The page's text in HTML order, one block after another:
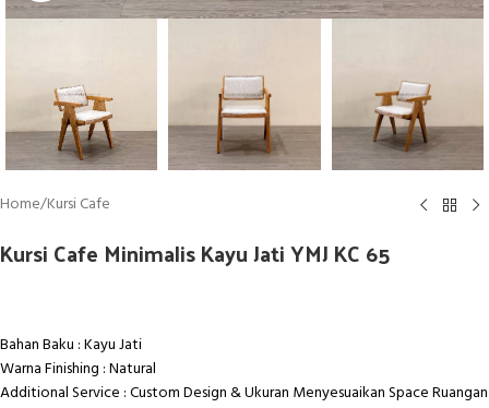
Home/Kursi Cafe
Kursi Cafe Minimalis Kayu Jati YMJ KC 65
Bahan Baku : Kayu Jati
Warna Finishing : Natural
Additional Service : Custom Design & Ukuran Menyesuaikan Space Ruangan